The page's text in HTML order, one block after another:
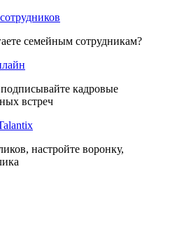
семейным сотрудникам?
кадровые
встреч
настройте воронку,